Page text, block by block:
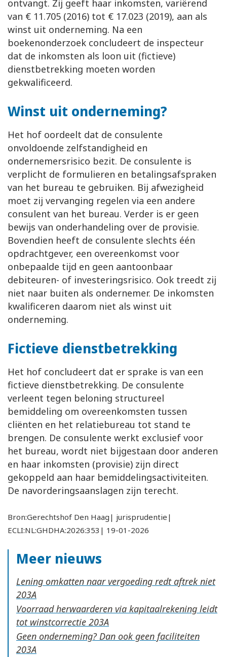
ontvangt. Zij geeft haar inkomsten, variërend
van € 11.705 (2016) tot € 17.023 (2019), aan als
winst uit onderneming. Na een
boekenonderzoek concludeert de inspecteur
dat de inkomsten als loon uit (fictieve)
dienstbetrekking moeten worden
gekwalificeerd.
Winst uit onderneming?
Het hof oordeelt dat de consulente
onvoldoende zelfstandigheid en
ondernemersrisico bezit. De consulente is
verplicht de formulieren en betalingsafspraken
van het bureau te gebruiken. Bij afwezigheid
moet zij vervanging regelen via een andere
consulent van het bureau. Verder is er geen
bewijs van onderhandeling over de provisie.
Bovendien heeft de consulente slechts één
opdrachtgever, een overeenkomst voor
onbepaalde tijd en geen aantoonbaar
debiteuren- of investeringsrisico. Ook treedt zij
niet naar buiten als ondernemer. De inkomsten
kwalificeren daarom niet als winst uit
onderneming.
Fictieve dienstbetrekking
Het hof concludeert dat er sprake is van een
fictieve dienstbetrekking. De consulente
verleent tegen beloning structureel
bemiddeling om overeenkomsten tussen
cliënten en het relatiebureau tot stand te
brengen. De consulente werkt exclusief voor
het bureau, wordt niet bijgestaan door anderen
en haar inkomsten (provisie) zijn direct
gekoppeld aan haar bemiddelingsactiviteiten.
De navorderingsaanslagen zijn terecht.
Bron:Gerechtshof Den Haag| jurisprudentie|
ECLI:NL:GHDHA:2026:353| 19-01-2026
Meer nieuws
Lening omkatten naar vergoeding redt aftrek niet
Voorraad herwaarderen via kapitaalrekening leidt
tot winstcorrectie
Geen onderneming? Dan ook geen faciliteiten